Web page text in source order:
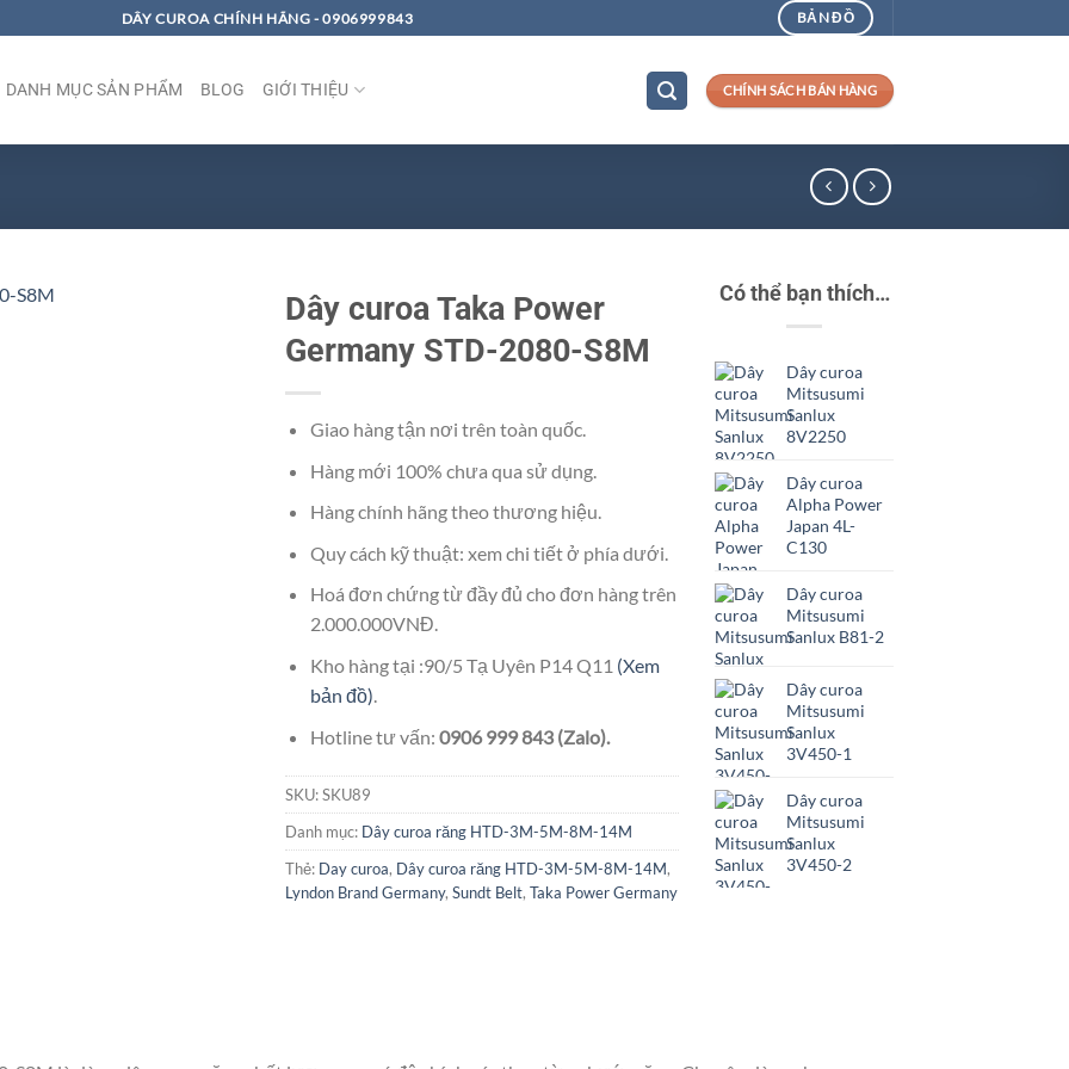
DÂY CUROA CHÍNH HÃNG - 0906999843 BẢN ĐỒ
DANH MỤC SẢN PHẨM BLOG GIỚI THIỆU CHÍNH SÁCH BÁN HÀNG
Dây curoa Taka Power
Germany STD-2080-S8M
Giao hàng tận nơi trên toàn quốc.
Hàng mới 100% chưa qua sử dụng.
Hàng chính hãng theo thương hiệu.
Quy cách kỹ thuật: xem chi tiết ở phía dưới.
Hoá đơn chứng từ đầy đủ cho đơn hàng trên
2.000.000VNĐ.
Kho hàng tại :90/5 Tạ Uyên P14 Q11 (Xem
bản đồ).
Hotline tư vấn: 0906 999 843 (Zalo).
SKU:SKU89
Danh mục: Dây curoa răng HTD-3M-5M-8M-14M
Thẻ: Day curoa, Dây curoa răng HTD-3M-5M-8M-14M,
Lyndon Brand Germany, Sundt Belt, Taka Power Germany
Có thể bạn thích…
Dây curoa
Mitsusumi
Sanlux
8V2250
Dây curoa
Alpha Power
Japan 4L-
C130
Dây curoa
Mitsusumi
Sanlux B81-2
Dây curoa
Mitsusumi
Sanlux
3V450-1
Dây curoa
Mitsusumi
Sanlux
3V450-2